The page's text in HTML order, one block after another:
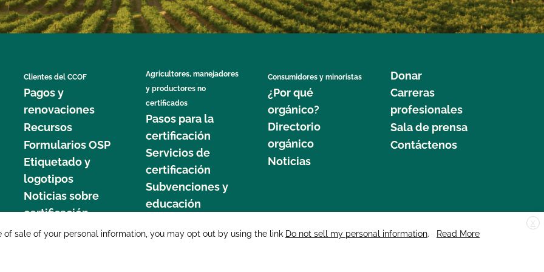
Clientes del CCOF
Pagos y
renovaciones
Recursos
Formularios OSP
Etiquetado y
logotipos
Noticias sobre
certificación
Agricultores, manejadores
y productores no
certificados
Pasos para la
certificación
Servicios de
certificación
Subvenciones y
educación
Consumidores y minoristas
¿Por qué
orgánico?
Directorio
orgánico
Noticias
Donar
Carreras
profesionales
Sala de prensa
Contáctenos
877 Cedar Street, Suite 248, Santa Cruz, CA 95060 © 2025 CCOF.org
X
sale of your personal information, you may opt out by using the link Do not sell my personal information.
Read More